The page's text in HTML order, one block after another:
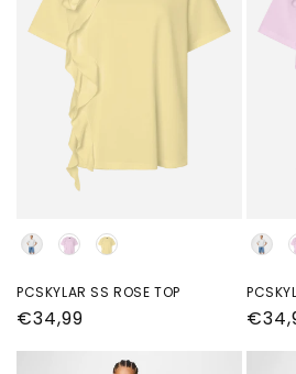
Kleur
PCSKYLAR SS ROSE TOP
Normale
prijs
€34,99
Kleur
prijs